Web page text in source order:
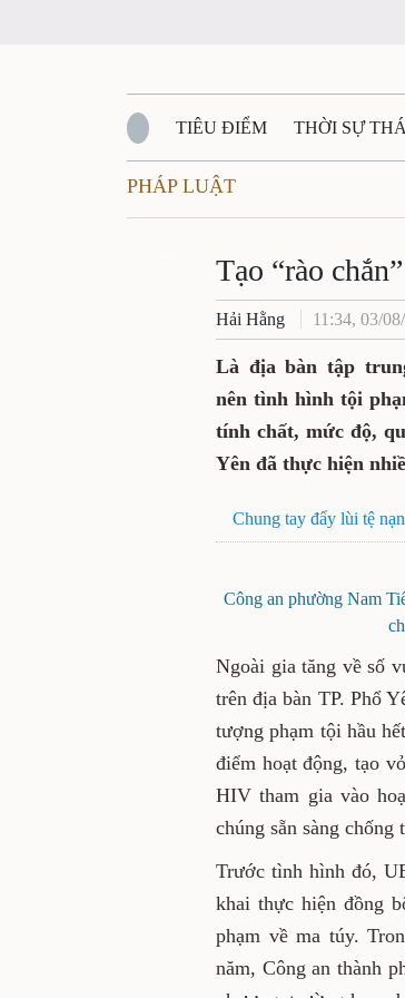
TIÊU ĐIỂM THỜI SỰ
QUỐC PHÒNG - AN NINH
QUÊ HƯƠNG - ĐẤT NƯỚC
VĂN BẢN, CHÍNH SÁCH MỚI
PHÁP LUẬT
Tạo “rào
Hải Hằng 11:34, 03/
Là địa bàn tập
nên tình hình tội
tính chất, mức độ,
Yên đã thực hiện
Chung tay đẩy lùi tệ
Công an phường Nam
Ngoài gia tăng về số
trên địa bàn TP. Phổ
tượng phạm tội hầu
điểm hoạt động, tạo
HIV tham gia vào
chúng sẵn sàng
Trước tình hình đó,
khai thực hiện đồng
phạm về ma túy.
năm, Công an thành